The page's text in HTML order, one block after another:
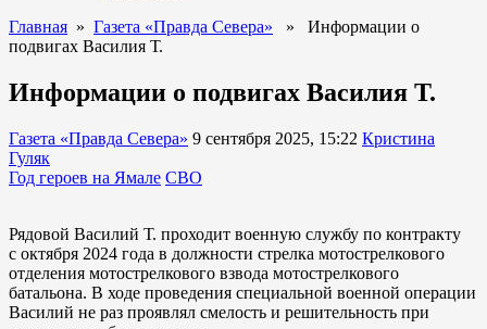
Главная » Газета «Правда Севера» » Информации о
подвигах Василия Т.
Информации о подвигах Василия Т.
Газета «Правда Севера» 9 сентября 2025, 15:22 Кристина
Гуляк
Год героев на Ямале СВО
Рядовой Василий Т. проходит военную службу по контракту
с октября 2024 года в должности стрелка мотострелкового
отделения мотострелкового взвода мотострелкового
батальона. В ходе проведения специальной военной операции
Василий не раз проявлял смелость и решительность при